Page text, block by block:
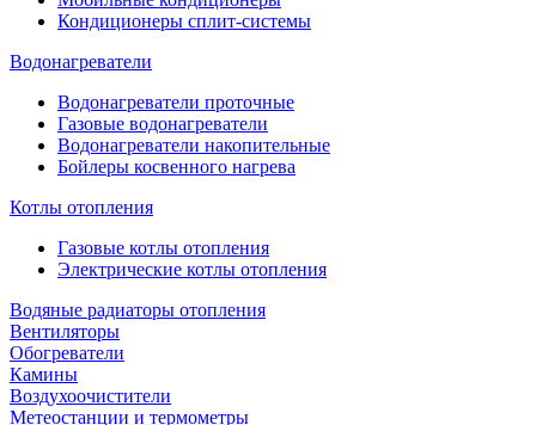
Кондиционеры сплит-системы
Водонагреватели
Водонагреватели проточные
Газовые водонагреватели
Водонагреватели накопительные
Бойлеры косвенного нагрева
Котлы отопления
Газовые котлы отопления
Электрические котлы отопления
Водяные радиаторы отопления
Вентиляторы
Обогреватели
Камины
Воздухоочистители
Метеостанции и термометры